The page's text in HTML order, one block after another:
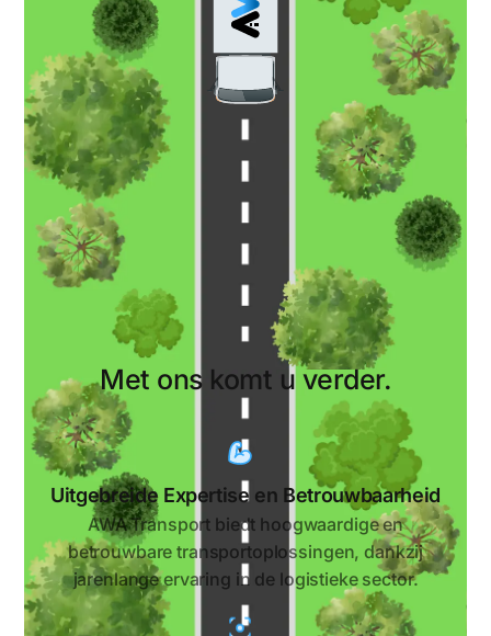
Met ons komt u verder.
Uitgebreide Expertise en Betrouwbaarheid
AWA Transport biedt hoogwaardige en
betrouwbare transportoplossingen, dankzij
jarenlange ervaring in de logistieke sector.